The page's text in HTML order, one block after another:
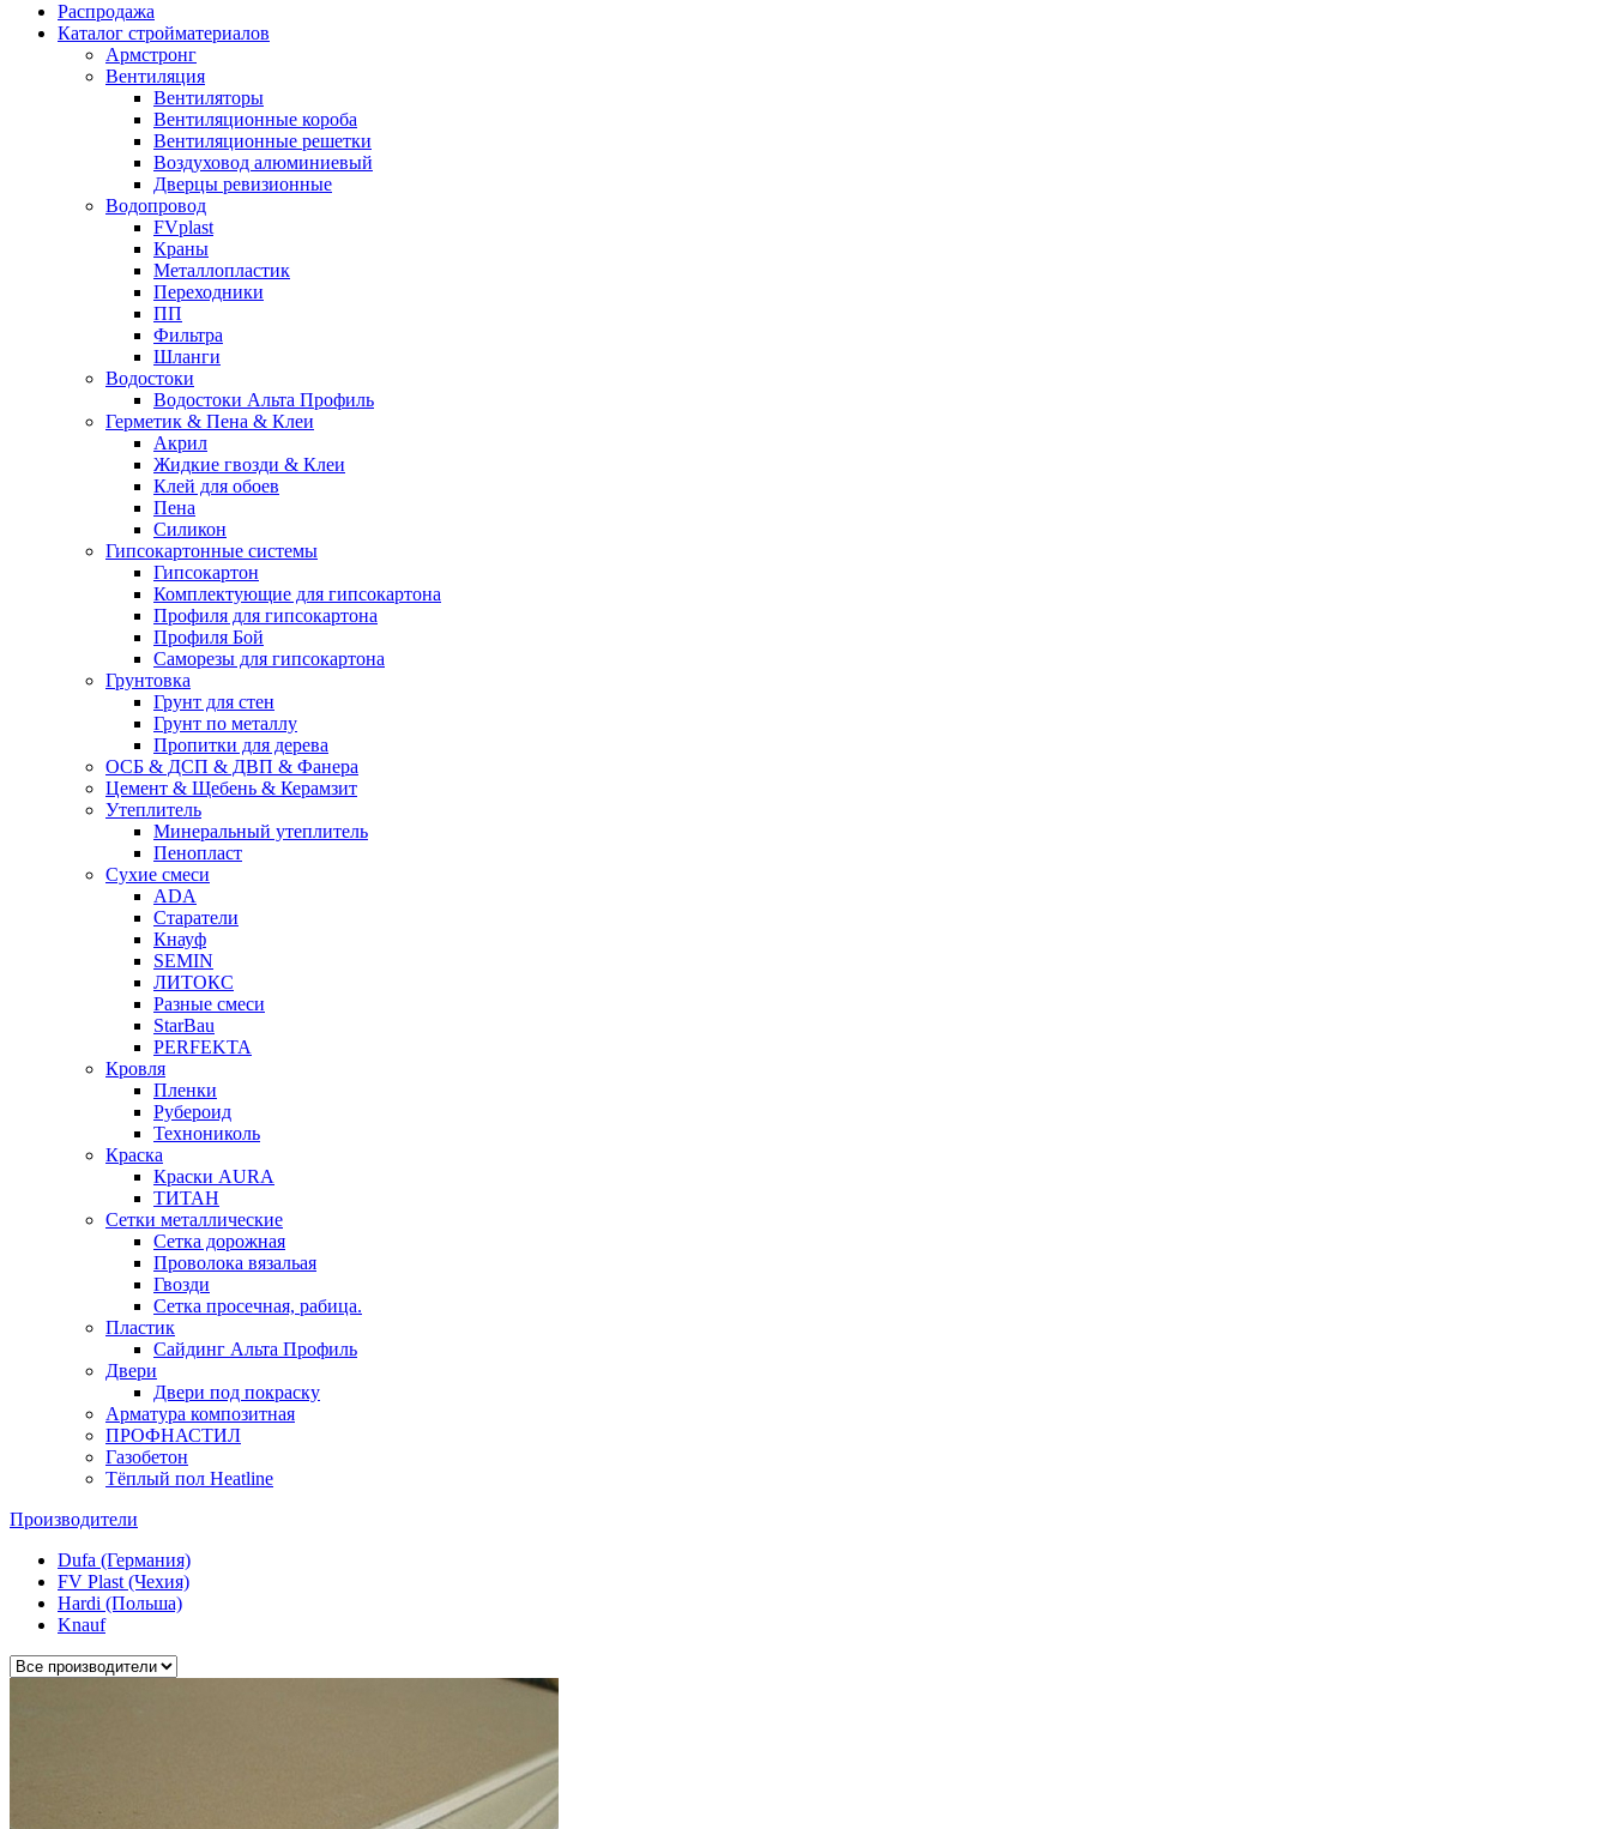
Распродажа
Каталог стройматериалов
Армстронг
Вентиляция
Вентиляторы
Вентиляционные короба
Вентиляционные решетки
Воздуховод алюминиевый
Дверцы ревизионные
Водопровод
FVplast
Краны
Металлопластик
Переходники
ПП
Фильтра
Шланги
Водостоки
Водостоки Альта Профиль
Герметик & Пена & Клеи
Акрил
Жидкие гвозди & Клеи
Клей для обоев
Пена
Силикон
Гипсокартонные системы
Гипсокартон
Комплектующие для гипсокартона
Профиля для гипсокартона
Профиля Бой
Саморезы для гипсокартона
Грунтовка
Грунт для стен
Грунт по металлу
Пропитки для дерева
ОСБ & ДСП & ДВП & Фанера
Цемент & Щебень & Керамзит
Утеплитель
Минеральный утеплитель
Пенопласт
Сухие смеси
ADA
Старатели
Кнауф
SEMIN
ЛИТОКС
Разные смеси
StarBau
PERFEKTA
Кровля
Пленки
Рубероид
Технониколь
Краска
Краски AURA
ТИТАН
Сетки металлические
Сетка дорожная
Проволока вязальая
Гвозди
Сетка просечная, рабица.
Пластик
Сайдинг Альта Профиль
Двери
Двери под покраску
Арматура композитная
ПРОФНАСТИЛ
Газобетон
Тёплый пол Heatline
Производители
Dufa (Германия)
FV Plast (Чехия)
Hardi (Польша)
Knauf